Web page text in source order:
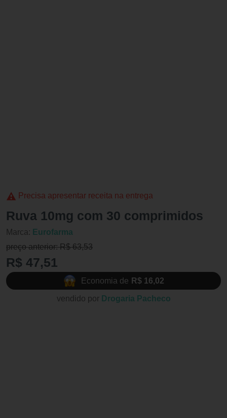
Precisa apresentar receita na entrega
Ruva 10mg com 30 comprimidos
Marca: Eurofarma
preço anterior: R$ 63,53
R$ 47,51
Economia de R$ 16,02
vendido por Drogaria Pacheco